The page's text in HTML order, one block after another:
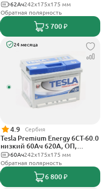
242х175х175 мм
62Ач
Обратная полярность
5 700 ₽
24 месяца
4.9 Сербия
Tesla Premium Energy 6СТ-60.0
низкий 60Ач 620А, ОП,
стандартные клеммы
242х175х175 мм
60Ач
Обратная полярность
6 800 ₽